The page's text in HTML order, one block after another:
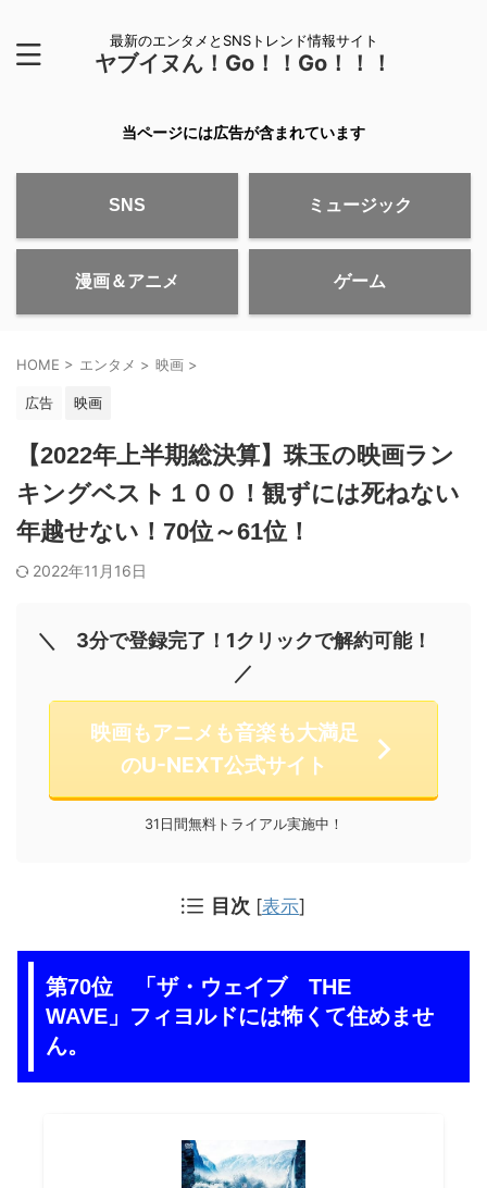
最新のエンタメとSNSトレンド情報サイト
ヤブイヌん！Go！！Go！！！
当ページには広告が含まれています
SNS ミュージック
漫画＆アニメ ゲーム
HOME > エンタメ > 映画 >
広告 映画
【2022年上半期総決算】珠玉の映画ラン
キングベスト１００！観ずには死ねない
年越せない！70位～61位！
2022年11月16日
＼ 3分で登録完了！1クリックで解約可能！
／
映画もアニメも音楽も大満足
のU-NEXT公式サイト
31日間無料トライアル実施中！
目次 [表示]
第70位 「ザ・ウェイブ THE
WAVE」フィヨルドには怖くて住めませ
ん。